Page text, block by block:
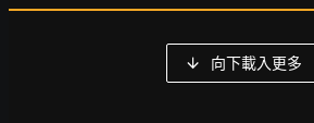
向下載入更多